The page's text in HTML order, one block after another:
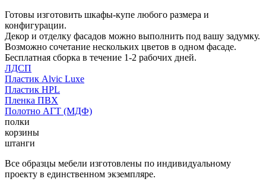
Готовы изготовить шкафы-купе любого размера и
конфигурации.
Декор и отделку фасадов можно выполнить под вашу задумку.
Возможно сочетание нескольких цветов в одном фасаде.
Бесплатная сборка в течение 1-2 рабочих дней.
ЛДСП
Пластик Alvic Luxe
Пластик HPL
Пленка ПВХ
Полотно АГТ (МДФ)
полки
корзины
штанги
Все образцы мебели изготовлены по индивидуальному
проекту в единственном экземпляре.